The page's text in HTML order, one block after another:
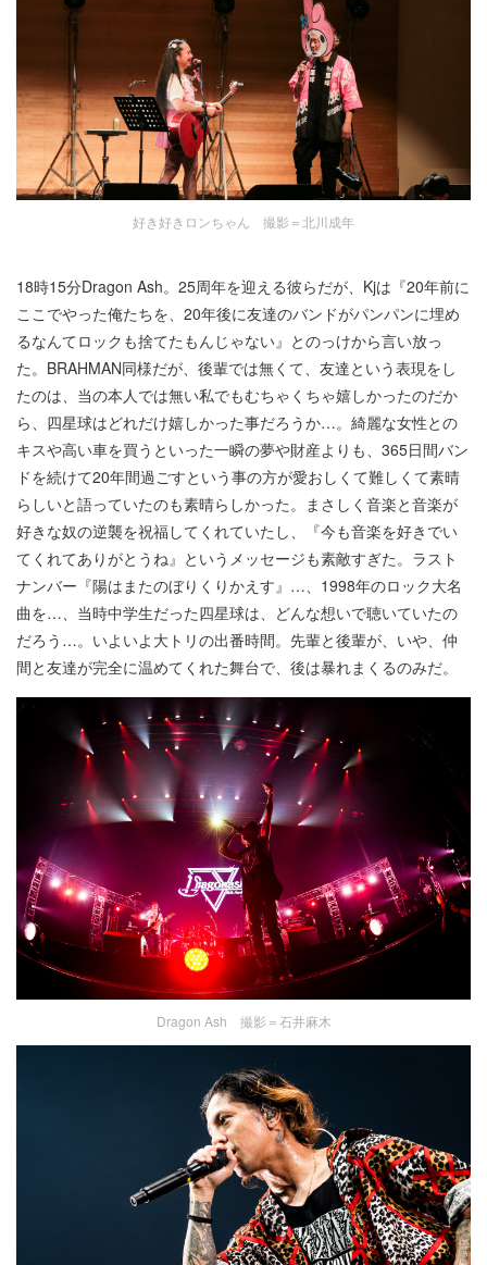
好き好きロンちゃん 撮影＝北川成年
18時15分Dragon Ash。25周年を迎える彼らだが、Kjは『20年前に
ここでやった俺たちを、20年後に友達のバンドがパンパンに埋め
るなんてロックも捨てたもんじゃない』とのっけから言い放っ
た。BRAHMAN同様だが、後輩では無くて、友達という表現をし
たのは、当の本人では無い私でもむちゃくちゃ嬉しかったのだか
ら、四星球はどれだけ嬉しかった事だろうか…。綺麗な女性との
キスや高い車を買うといった一瞬の夢や財産よりも、365日間バン
ドを続けて20年間過ごすという事の方が愛おしくて難しくて素晴
らしいと語っていたのも素晴らしかった。まさしく音楽と音楽が
好きな奴の逆襲を祝福してくれていたし、『今も音楽を好きでい
てくれてありがとうね』というメッセージも素敵すぎた。ラスト
ナンバー『陽はまたのぼりくりかえす』…、1998年のロック大名
曲を…、当時中学生だった四星球は、どんな想いで聴いていたの
だろう…。いよいよ大トリの出番時間。先輩と後輩が、いや、仲
間と友達が完全に温めてくれた舞台で、後は暴れまくるのみだ。
Dragon Ash 撮影＝石井麻木